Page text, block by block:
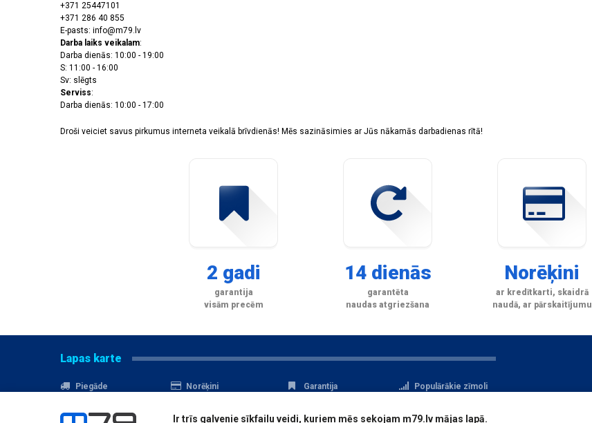
+371 25447101
+371 286 40 855
E-pasts: info@m79.lv
Darba laiks veikalam:
Darba dienās: 10:00 - 19:00
S: 11:00 - 16:00
Sv: slēgts
Serviss:
Darba dienās: 10:00 - 17:00
Droši veiciet savus pirkumus interneta veikalā brīvdienās! Mēs sazināsimies ar Jūs nākamās darbadienas rītā!
2 gadi
garantija
visām precēm
14 dienās
garantēta
naudas atgriezšana
Norēķini
ar kredītkarti, skaidrā
naudā, ar pārskaitījumu
Lapas karte
Piegāde
Norēķini
Akcijas
Serviss
Garantija
Populārākie zīmoli
Datu aizsardzība
Reģistrācija
Ir trīs galvenie sīkfailu veidi, kuriem mēs sekojam m79.lv mājas lapā.